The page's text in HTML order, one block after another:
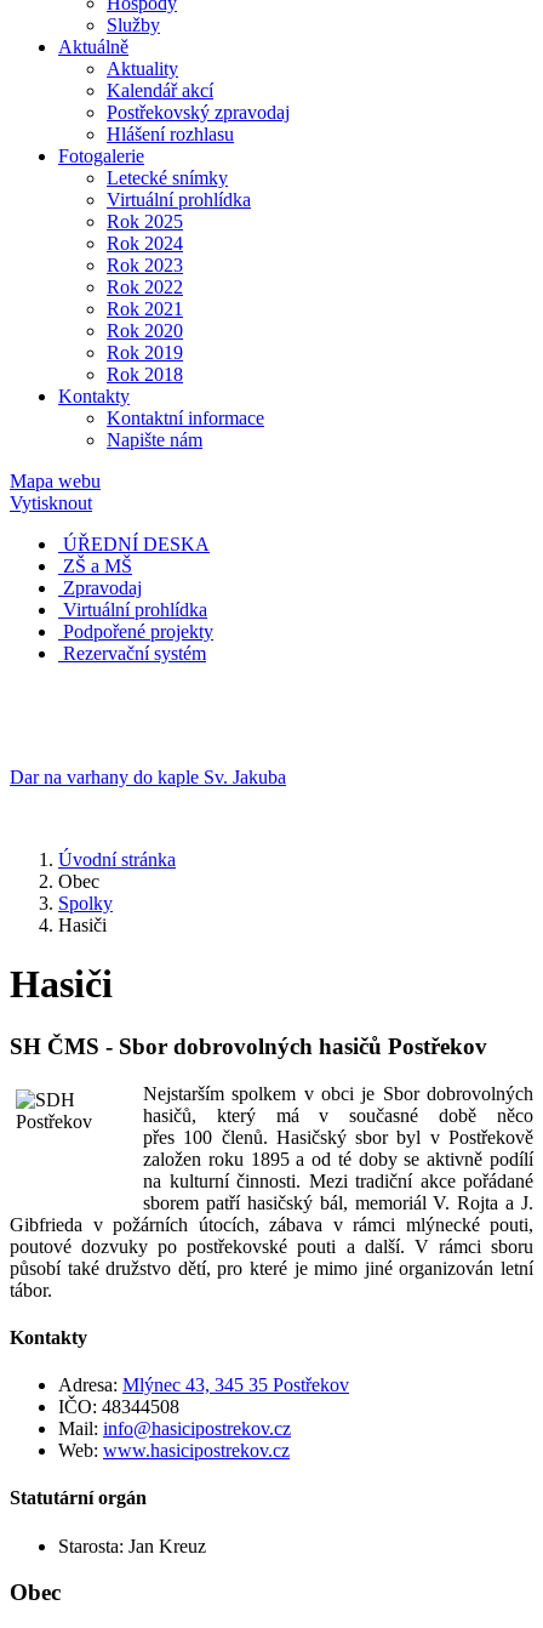
Služby
Aktuálně
Aktuality
Kalendář akcí
Postřekovský zpravodaj
Hlášení rozhlasu
Fotogalerie
Letecké snímky
Virtuální prohlídka
Rok 2025
Rok 2024
Rok 2023
Rok 2022
Rok 2021
Rok 2020
Rok 2019
Rok 2018
Kontakty
Kontaktní informace
Napište nám
Mapa webu
Vytisknout
ÚŘEDNÍ DESKA
ZŠ a MŠ
Zpravodaj
Virtuální prohlídka
Podpořené projekty
Rezervační systém
Dar na varhany do kaple Sv. Jakuba
Úvodní stránka
Obec
Spolky
Hasiči
Hasiči
SH ČMS - Sbor dobrovolných hasičů Postřekov
Nejstarším spolkem v obci je Sbor dobrovolných
hasičů, který má v současné době něco
přes 100 členů. Hasičský sbor byl v Postřekově
založen roku 1895 a od té doby se aktivně podílí
na kulturní činnosti. Mezi tradiční akce pořádané
sborem patří hasičský bál, memoriál V. Rojta a J.
Gibfrieda v požárních útocích, zábava v rámci mlýnecké pouti,
poutové dozvuky po postřekovské pouti a další. V rámci sboru
působí také družstvo dětí, pro které je mimo jiné organizován letní
tábor.
Kontakty
Adresa: Mlýnec 43, 345 35 Postřekov
IČO: 48344508
Mail: info@hasicipostrekov.cz
Web: www.hasicipostrekov.cz
Statutární orgán
Starosta: Jan Kreuz
Obec